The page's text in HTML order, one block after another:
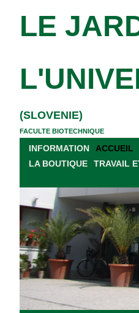
LE
(SLOVENIE)
FACULTE BIOTECHNIQUE
INFORMATION ACCUEIL
LA BOUTIQUE
TRAVAIL